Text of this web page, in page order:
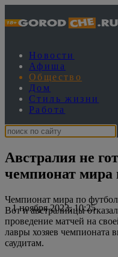
Новости
Афиша
Общество
Дом
Стиль жизни
Работа
Австралия не
чемпионат мира
1 ноября 2023, 10:25
Чемпионат мира по
Вот и австралийцы
проведение матчей на
лавры хозяев чемпионата
саудитам.